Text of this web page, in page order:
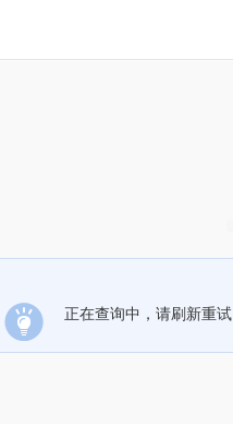
正在查询中，请刷新重试